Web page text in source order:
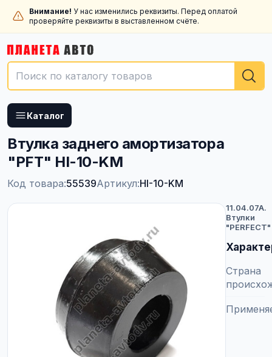
Внимание! У нас изменились реквизиты. Перед оплатой
проверяйте реквизиты в выставленном счёте.
Каталог
Втулка заднего амортизатора
"PFT" HI-10-KM
Код товара:55539Артикул:HI-10-KM
11.04.07A.
Втулки
"PERFECT"
Страна